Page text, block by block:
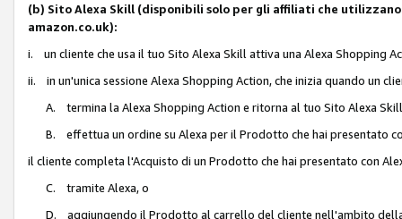
(b) Sito Alexa Skill (disponibili solo per gli affiliati che
amazon.co.uk):
i. un cliente che usa il tuo Sito Alexa Skill attiva una Alexa Shopping
ii. in un'unica sessione Alexa Shopping Action, che inizia quando un
A. termina la Alexa Shopping Action e ritorna al tuo Sito Alexa
B. effettua un ordine su Alexa per il Prodotto che hai presentato
il cliente completa l'Acquisto di un Prodotto che hai presentato con
C. tramite Alexa, o
D. aggiungendo il Prodotto al carrello del cliente nell'ambito